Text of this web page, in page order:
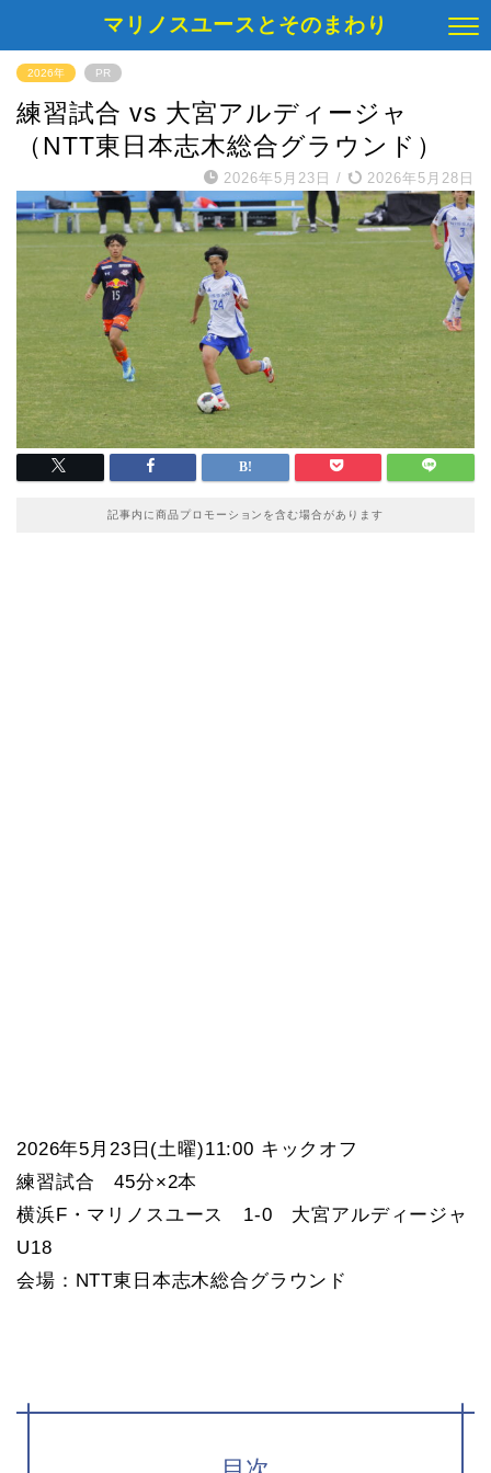
マリノスユースとそのまわり
2026年 PR
練習試合 vs 大宮アルディージャ
（NTT東日本志木総合グラウンド）
2026年5月23日 / 2026年5月28日
記事内に商品プロモーションを含む場合があります
2026年5月23日(土曜)11:00 キックオフ
練習試合 45分×2本
横浜F・マリノスユース 1-0 大宮アルディージャ
U18
会場：NTT東日本志木総合グラウンド